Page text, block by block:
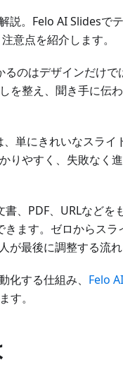
説。Felo AI Slidesで
意点を紹介します。
のはデザインだけで
を整え、聞き手に伝
単にきれいなスラ
りやすく、失敗なく
、PDF、URLなどをも
ます。ゼロからスラ
最後に調整する流れ
化する仕組み、 Felo
す。